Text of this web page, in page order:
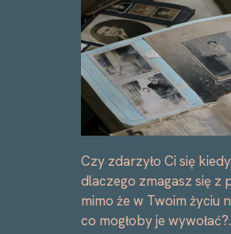
Czy zdarzyło Ci się
dlaczego zmagasz się z
mimo że w Twoim życiu
co mogłoby je